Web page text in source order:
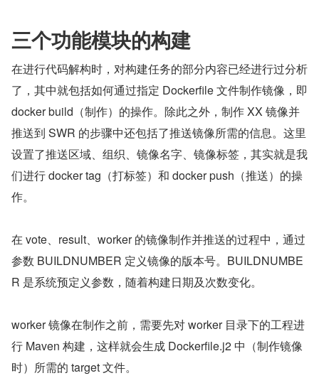
三个功能模块的构建
在进行代码解构时，对构建任务的部分内容已经进行过分析
了，其中就包括如何通过指定 Dockerfile 文件制作镜像，即
docker build（制作）的操作。除此之外，制作 XX 镜像并
推送到 SWR 的步骤中还包括了推送镜像所需的信息。这里
设置了推送区域、组织、镜像名字、镜像标签，其实就是我
们进行 docker tag（打标签）和 docker push（推送）的操
作。
在 vote、result、worker 的镜像制作并推送的过程中，通过
参数 BUILDNUMBER 定义镜像的版本号。BUILDNUMBE
R 是系统预定义参数，随着构建日期及次数变化。
worker 镜像在制作之前，需要先对 worker 目录下的工程进
行 Maven 构建，这样就会生成 Dockerfile.j2 中（制作镜像
时）所需的 target 文件。